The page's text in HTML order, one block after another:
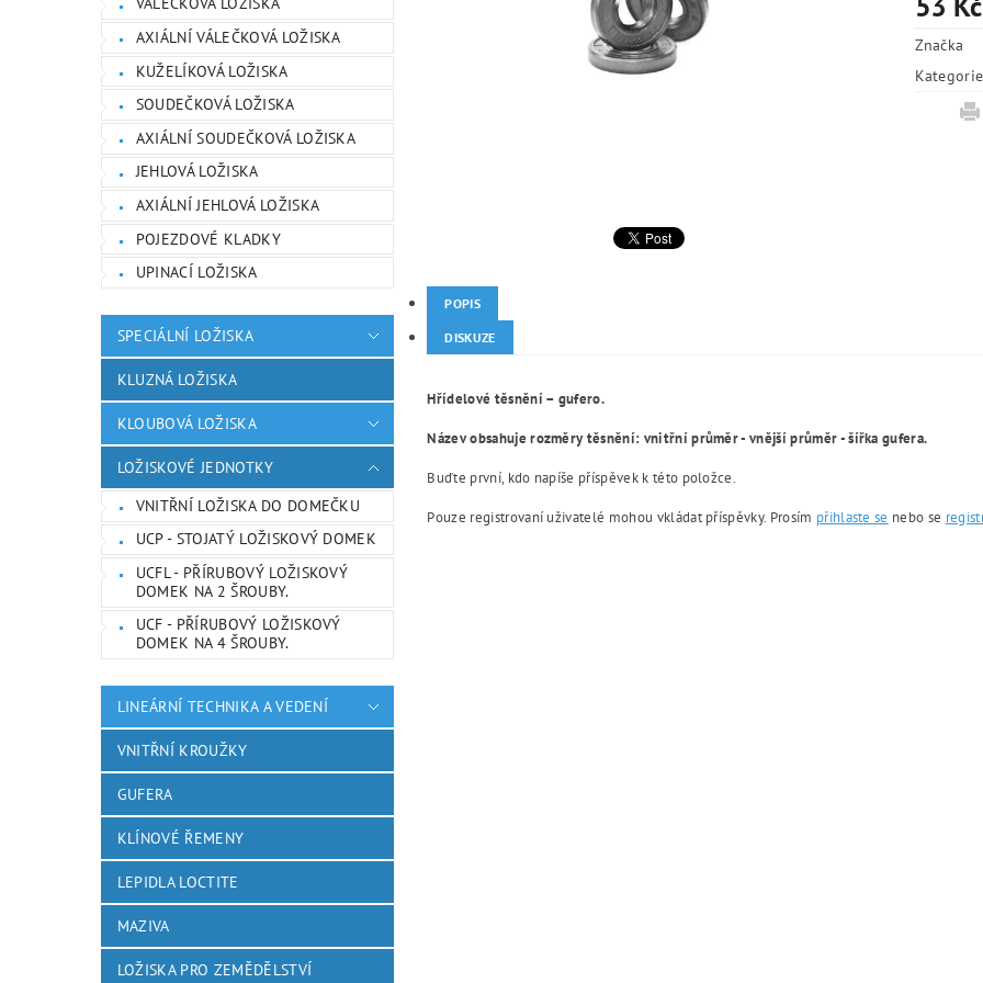
AXIÁLNÍ VÁLEČKOVÁ LOŽISKA
KUŽELÍKOVÁ LOŽISKA
SOUDEČKOVÁ LOŽISKA
AXIÁLNÍ SOUDEČKOVÁ LOŽISKA
JEHLOVÁ LOŽISKA
AXIÁLNÍ JEHLOVÁ LOŽISKA
POJEZDOVÉ KLADKY
UPINACÍ LOŽISKA
SPECIÁLNÍ LOŽISKA
KLUZNÁ LOŽISKA
KLOUBOVÁ LOŽISKA
LOŽISKOVÉ JEDNOTKY
VNITŘNÍ LOŽISKA DO DOMEČKU
UCP - STOJATÝ LOŽISKOVÝ DOMEK
UCFL - PŘÍRUBOVÝ LOŽISKOVÝ
DOMEK NA 2 ŠROUBY.
UCF - PŘÍRUBOVÝ LOŽISKOVÝ
DOMEK NA 4 ŠROUBY.
LINEÁRNÍ TECHNIKA A VEDENÍ
VNITŘNÍ KROUŽKY
GUFERA
KLÍNOVÉ ŘEMENY
LEPIDLA LOCTITE
MAZIVA
LOŽISKA PRO ZEMĚDĚLSTVÍ
Značka
Kategorie
POPIS
DISKUZE
Hřídelové těsnění – gufero.
Název obsahuje rozměry těsnění: vnitřní průměr - vnější průměr - šířka gufera.
Buďte první, kdo napíše příspěvek k této položce.
Pouze registrovaní uživatelé mohou vkládat příspěvky. Prosím přihlaste se nebo se